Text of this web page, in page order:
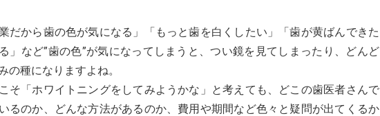
業だから歯の色が気になる」「もっと歯を白くしたい」「歯が黄ばんできた
」など”歯の色”が気になってしまうと、つい鏡を見てしまったり、どんど
の種になりますよね。
そ「ホワイトニングをしてみようかな」と考えても、どこの歯医者さんで
るのか、どんな方法があるのか、費用や期間など色々と疑問が出てくるか